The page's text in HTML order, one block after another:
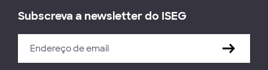
Subscreva a newsletter do ISEG